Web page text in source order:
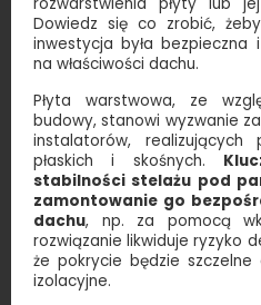
Dowiedz się co zrobić,
inwestycja była bezpieczna
na właściwości dachu.
Płyta warstwowa, ze
budowy, stanowi wyzwanie
instalatorów,
płaskich i skośnych.
stabilności stelażu pod
zamontowanie go
dachu, np. za pomocą
rozwiązanie likwiduje ryzyko
że pokrycie będzie szczelne
izolacyjne.